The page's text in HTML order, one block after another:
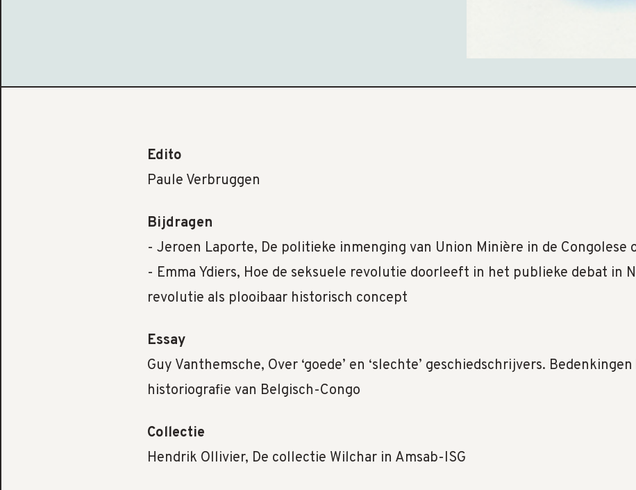
Edito
Paule Verbruggen
Bijdragen
- Jeroen Laporte, De politieke inmenging van Union Minière in de Congolese
- Emma Ydiers, Hoe de seksuele revolutie doorleeft in het publieke debat in
revolutie als plooibaar historisch concept
Essay
Guy Vanthemsche, Over ‘goede’ en ‘slechte’ geschiedschrijvers.
historiografie van Belgisch-Congo
Collectie
Hendrik Ollivier, De collectie Wilchar in Amsab-ISG